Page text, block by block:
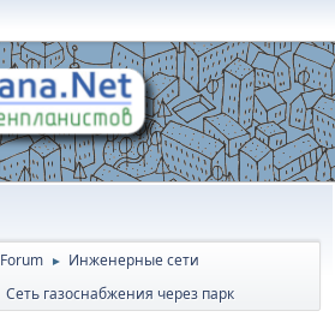
Forum ► Инженерные сети
Сеть газоснабжения через парк